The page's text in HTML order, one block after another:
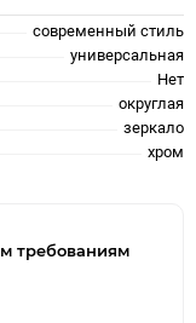
современный стиль
универсальная
Нет
округлая
зеркало
хром
требованиям